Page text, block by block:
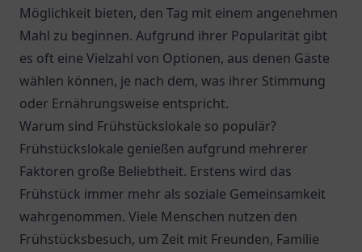
Möglichkeit bieten, den Tag mit einem angenehmen
Mahl zu beginnen. Aufgrund ihrer Popularität gibt
es oft eine Vielzahl von Optionen, aus denen Gäste
wählen können, je nach dem, was ihrer Stimmung
oder Ernährungsweise entspricht.
Warum sind Frühstückslokale so populär?
Frühstückslokale genießen aufgrund mehrerer
Faktoren große Beliebtheit. Erstens wird das
Frühstück immer mehr als soziale Gemeinsamkeit
wahrgenommen. Viele Menschen nutzen den
Frühstücksbesuch, um Zeit mit Freunden, Familie